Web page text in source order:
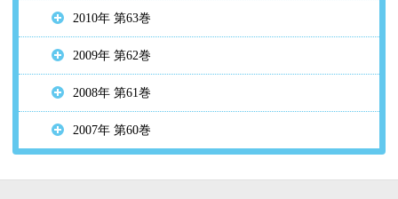
2010年 第63巻
2009年 第62巻
2008年 第61巻
2007年 第60巻